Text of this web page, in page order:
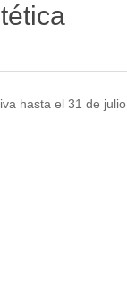
hasta el 31 de julio